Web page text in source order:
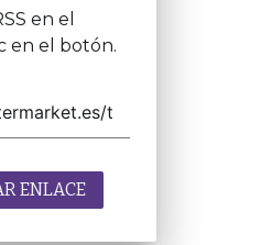
en el
en el botón.
ENLACE